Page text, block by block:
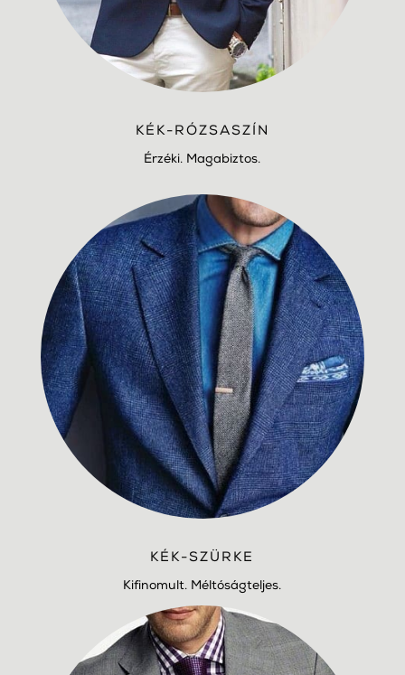
KÉK-RÓZSASZÍN
Érzéki. Magabiztos.
KÉK-SZÜRKE
Kifinomult. Méltóságteljes.